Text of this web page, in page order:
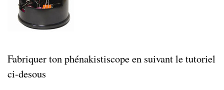
Fabriquer ton phénakistiscope en suivant le tutoriel
ci-desous